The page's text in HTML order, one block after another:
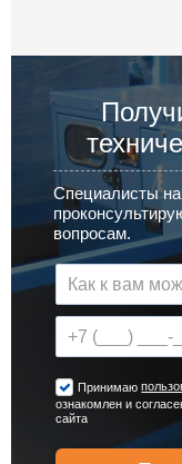
Специалисты
вопросам.
Принимаю
ознакомлен и
сайта